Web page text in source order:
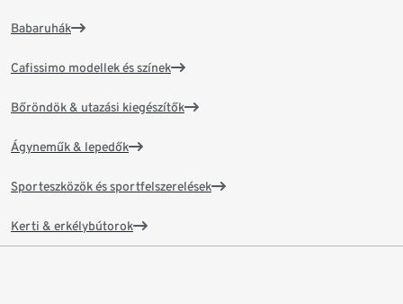
Babaruhák
Cafissimo modellek és színek
Bőröndök & utazási kiegészítők
Ágyneműk & lepedők
Sporteszközök és sportfelszerelések
Kerti & erkélybútorok